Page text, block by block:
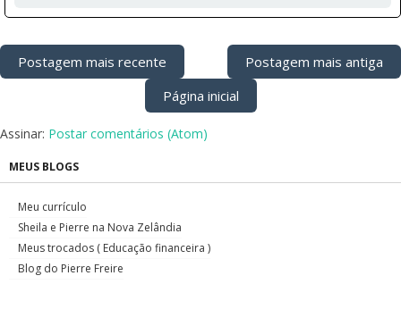
Postagem mais recente
Postagem mais antiga
Página inicial
Assinar: Postar comentários (Atom)
MEUS BLOGS
Meu currículo
Sheila e Pierre na Nova Zelândia
Meus trocados ( Educação financeira )
Blog do Pierre Freire